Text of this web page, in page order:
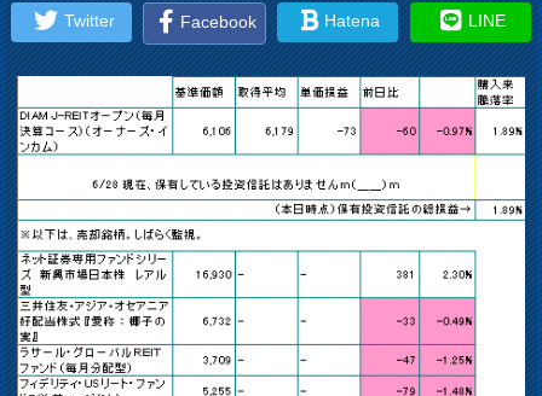
Twitter Facebook Hatena LINE